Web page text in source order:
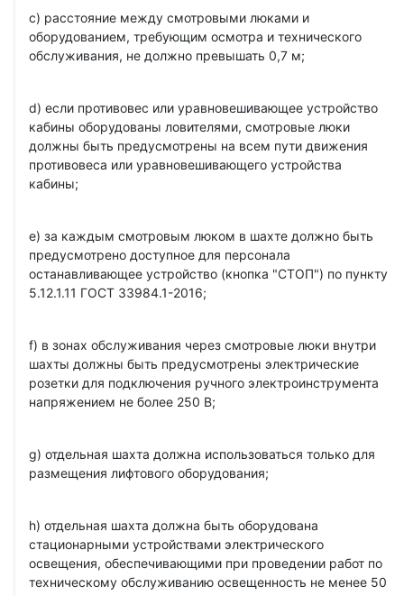
c) расстояние между смотровыми люками и
оборудованием, требующим осмотра и технического
обслуживания, не должно превышать 0,7 м;
d) если противовес или уравновешивающее устройство
кабины оборудованы ловителями, смотровые люки
должны быть предусмотрены на всем пути движения
противовеса или уравновешивающего устройства
кабины;
e) за каждым смотровым люком в шахте должно быть
предусмотрено доступное для персонала
останавливающее устройство (кнопка "СТОП") по пункту
5.12.1.11 ГОСТ 33984.1-2016;
f) в зонах обслуживания через смотровые люки внутри
шахты должны быть предусмотрены электрические
розетки для подключения ручного электроинструмента
напряжением не более 250 В;
g) отдельная шахта должна использоваться только для
размещения лифтового оборудования;
h) отдельная шахта должна быть оборудована
стационарными устройствами электрического
освещения, обеспечивающими при проведении работ по
техническому обслуживанию освещенность не менее 50